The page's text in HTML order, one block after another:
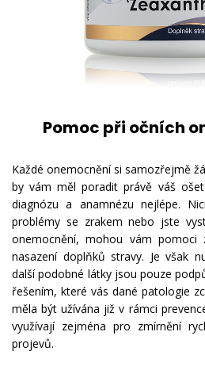
Pomoc při očních
Každé onemocnění si samozřejmě
by vám měl poradit právě váš
diagnózu a anamnézu nejlépe.
problémy se zrakem nebo jste
onemocnění, mohou vám
nasazení doplňků stravy. Je však
další podobné látky jsou pouze
řešením, které vás dané patologie
měla být užívána již v rámci
využívají zejména pro zmírnění
projevů.